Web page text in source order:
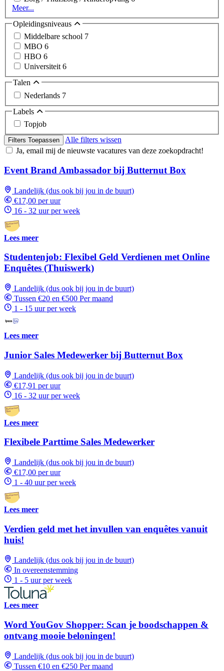
Meer...
Opleidingsniveaus
Middelbare school 7
MBO 6
HBO 6
Universiteit 6
Talen
Nederlands 7
Labels
Topjob
Filters Toepassen
Alle filters wissen
Ja, email mij de nieuwste vacatures van deze zoekopdracht!
Event Brand Ambassador bij Butternut Box
Landelijk (dus ook bij jou in de buurt)
€17,00 per uur
16 - 32 uur per week
Lees meer
Studentenjob: Flexibel Geld Verdienen met Online
Enquêtes (Thuiswerk)
Landelijk (dus ook bij jou in de buurt)
Tussen €20 en €500 Per maand
1 - 15 uur per week
Lees meer
Junior Sales Medewerker bij Butternut Box
Landelijk (dus ook bij jou in de buurt)
€17,91 per uur
16 - 32 uur per week
Lees meer
Flexibele Parttime Sales Medewerker
Landelijk (dus ook bij jou in de buurt)
€17,00 per uur
1 - 40 uur per week
Lees meer
Verdien geld met het invullen van enquêtes vanuit
huis!
Landelijk (dus ook bij jou in de buurt)
In overeenstemming
1 - 5 uur per week
Lees meer
Word YouGov Shopper: Scan je boodschappen &
ontvang mooie beloningen!
Landelijk (dus ook bij jou in de buurt)
Tussen €10 en €250 Per maand